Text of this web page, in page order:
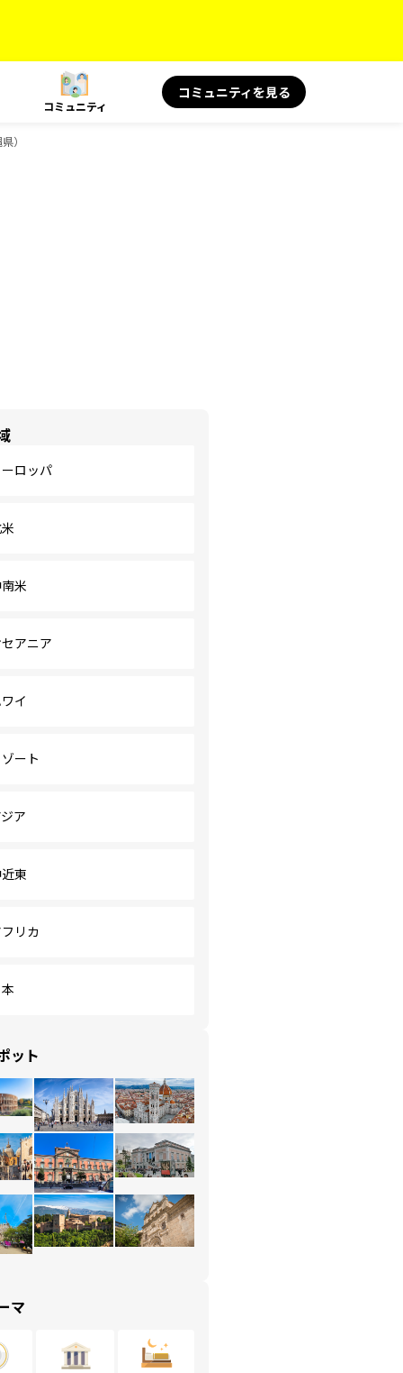
コミュニティ
コミュニティを見る
）
ロッパ
米
アニア
イ
ート
ア
東
リカ
ット
マ